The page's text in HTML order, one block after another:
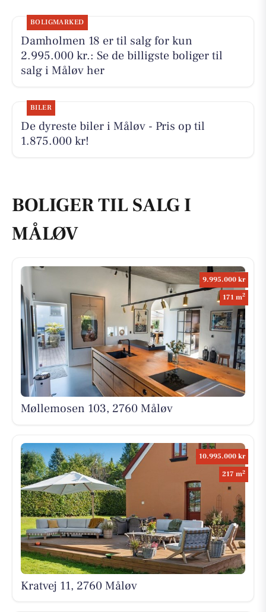
BOLIGMARKED
Damholmen 18 er til salg for kun
2.995.000 kr.: Se de billigste boliger til
salg i Måløv her
BILER
De dyreste biler i Måløv - Pris op til
1.875.000 kr!
BOLIGER TIL SALG I
MÅLØV
9.995.000 kr
171 m2
Møllemosen 103, 2760 Måløv
10.995.000 kr
217 m2
Kratvej 11, 2760 Måløv